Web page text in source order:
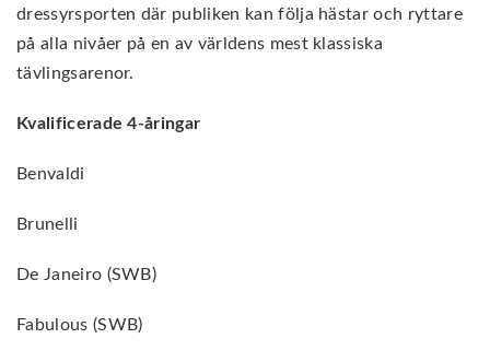
dressyrsporten där publiken kan följa hästar och ryttare
på alla nivåer på en av världens mest klassiska
tävlingsarenor.
Kvalificerade 4-åringar
Benvaldi
Brunelli
De Janeiro (SWB)
Fabulous (SWB)